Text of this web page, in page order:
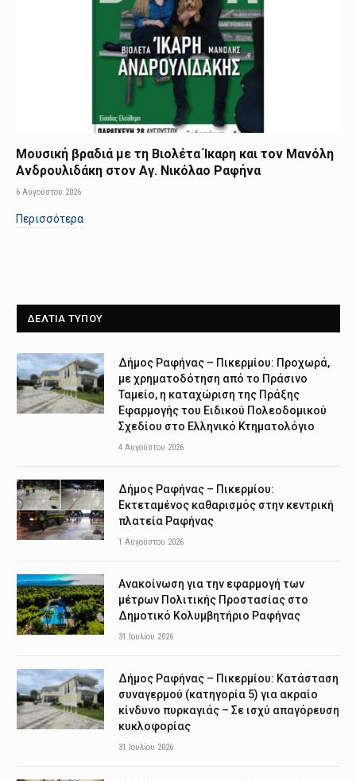
Μουσική βραδιά με τη Βιολέτα Ίκαρη και τον Μανόλη
Ανδρουλιδάκη στον Αγ. Νικόλαο Ραφήνα
6 Αυγούστου 2026
Περισσότερα
ΔΕΛΤΙΑ ΤΥΠΟΥ
Δήμος Ραφήνας – Πικερμίου: Προχωρά,
με χρηματοδότηση από το Πράσινο
Ταμείο, η καταχώριση της Πράξης
Εφαρμογής του Ειδικού Πολεοδομικού
Σχεδίου στο Ελληνικό Κτηματολόγιο
4 Αυγούστου 2026
Δήμος Ραφήνας – Πικερμίου:
Εκτεταμένος καθαρισμός στην κεντρική
πλατεία Ραφήνας
1 Αυγούστου 2026
Ανακοίνωση για την εφαρμογή των
μέτρων Πολιτικής Προστασίας στο
Δημοτικό Κολυμβητήριο Ραφήνας
31 Ιουλίου 2026
Δήμος Ραφήνας – Πικερμίου: Κατάσταση
συναγερμού (κατηγορία 5) για ακραίο
κίνδυνο πυρκαγιάς – Σε ισχύ απαγόρευση
κυκλοφορίας
31 Ιουλίου 2026